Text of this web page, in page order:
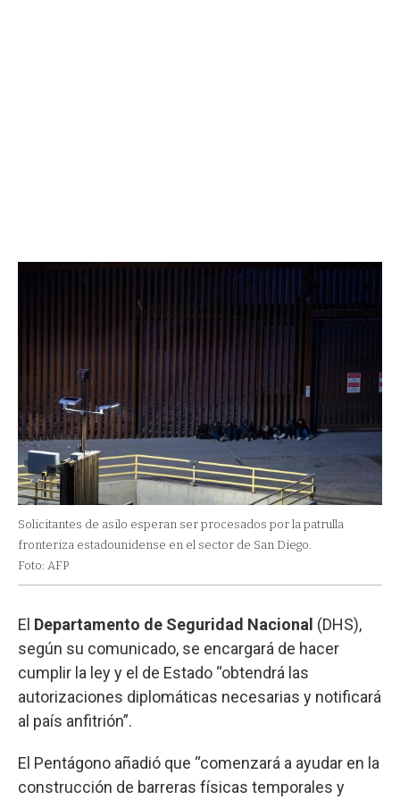
Solicitantes de asilo esperan ser procesados ​​por la patrulla
fronteriza estadounidense en el sector de San Diego.
Foto: AFP
El Departamento de Seguridad Nacional (DHS),
según su comunicado, se encargará de hacer
cumplir la ley y el de Estado “obtendrá las
autorizaciones diplomáticas necesarias y notificará
al país anfitrión”.
El Pentágono añadió que “comenzará a ayudar en la
construcción de barreras físicas temporales y